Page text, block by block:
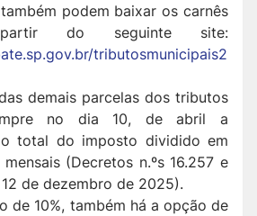
podem baixar os carnês
do seguinte site:
tributosmunicipais2
demais parcelas dos tributos
no dia 10, de abril a
total do imposto dividido em
(Decretos n.ºs 16.257 e
de dezembro de 2025).
de 10%, também há a opção de